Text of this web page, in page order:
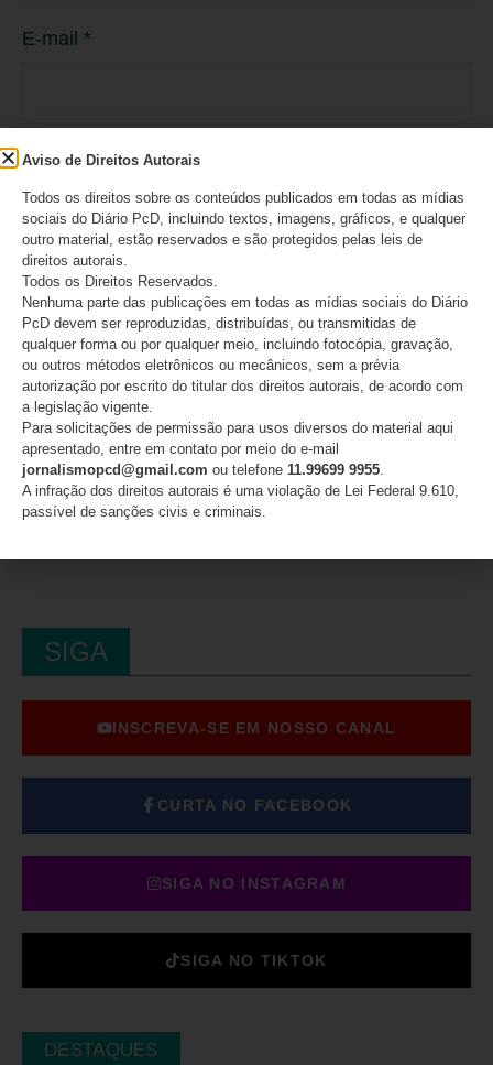
E-mail *
Site
Salvar meus dados neste navegador para a
próxima vez que eu comentar.
SIGA
INSCREVA-SE EM NOSSO CANAL
CURTA NO FACEBOOK
SIGA NO INSTAGRAM
SIGA NO TIKTOK
DESTAQUES
Aviso de Direitos Autorais
Todos os direitos sobre os conteúdos publicados em todas as mídias
sociais do Diário PcD, incluindo textos, imagens, gráficos, e qualquer
outro material, estão reservados e são protegidos pelas leis de
direitos autorais.
Todos os Direitos Reservados.
Nenhuma parte das publicações em todas as mídias sociais do Diário
PcD devem ser reproduzidas, distribuídas, ou transmitidas de
qualquer forma ou por qualquer meio, incluindo fotocópia, gravação,
ou outros métodos eletrônicos ou mecânicos, sem a prévia
autorização por escrito do titular dos direitos autorais, de acordo com
a legislação vigente.
Para solicitações de permissão para usos diversos do material aqui
apresentado, entre em contato por meio do e-mail
jornalismopcd@gmail.com ou telefone 11.99699 9955
A infração dos direitos autorais é uma violação de Lei Federal 9.610,
passível de sanções civis e criminais.